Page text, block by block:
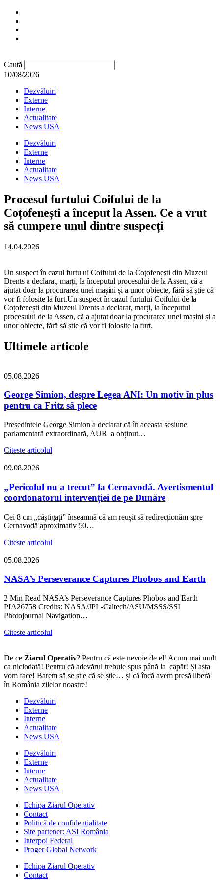
Caută
10/08/2026
Dezvăluiri
Externe
Interne
Actualitate
News USA
Dezvăluiri
Externe
Interne
Actualitate
News USA
Procesul furtului Coifului de la
Coțofenești a început la Assen. Ce a vrut
să cumpere unul dintre suspecți
14.04.2026
Un suspect în cazul furtului Coifului de la Coțofenești din Muzeul
Drents a declarat, marți, la începutul procesului de la Assen, că a
ajutat doar la procurarea unei mașini și a unor obiecte, fără să știe că
vor fi folosite la furt.​Un suspect în cazul furtului Coifului de la
Coțofenești din Muzeul Drents a declarat, marți, la începutul
procesului de la Assen, că a ajutat doar la procurarea unei mașini și a
unor obiecte, fără să știe că vor fi folosite la furt.
Ultimele articole
05.08.2026
George Simion, despre Legea ANI: Un motiv în plus
pentru ca Fritz să plece
Președintele George Simion a declarat că în aceasta sesiune
parlamentară extraordinară, AUR a obținut…
Citeste articolul
09.08.2026
„Pericolul nu a trecut” la Cernavodă. Avertismentul
coordonatorul intervenției de pe Dunăre
Cei 8 cm „câștigați” înseamnă că am reușit să redirecționăm spre
Cernavodă aproximativ 50…
Citeste articolul
05.08.2026
NASA’s Perseverance Captures Phobos and Earth
2 Min Read NASA’s Perseverance Captures Phobos and Earth
PIA26758 Credits: NASA/JPL-Caltech/ASU/MSSS/SSI
Photojournal Navigation…
Citeste articolul
De ce Ziarul Operativ? Pentru că este nevoie de el! Acum mai mult
ca niciodată! Pentru că adevărul trebuie spus până la capăt! Și asta
vom face! Barem să se știe că se știe… și că încă avem presă liberă
în România zilelor noastre!
Dezvăluiri
Externe
Interne
Actualitate
News USA
Dezvăluiri
Externe
Interne
Actualitate
News USA
Echipa Ziarul Operativ
Contact
Politică de confidențialitate
Site partener: ASI România
Interpol Federal
Proger Global Network
Echipa Ziarul Operativ
Contact